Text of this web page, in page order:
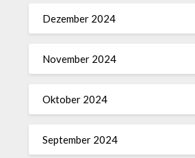
Dezember 2024
November 2024
Oktober 2024
September 2024